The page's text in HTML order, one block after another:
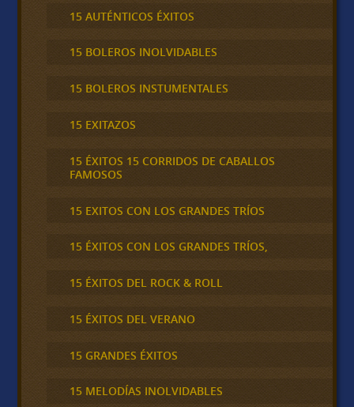
15 AUTÉNTICOS ÉXITOS
15 BOLEROS INOLVIDABLES
15 BOLEROS INSTUMENTALES
15 EXITAZOS
15 ÉXITOS 15 CORRIDOS DE CABALLOS
FAMOSOS
15 EXITOS CON LOS GRANDES TRÍOS
15 ÉXITOS CON LOS GRANDES TRÍOS,
15 ÉXITOS DEL ROCK & ROLL
15 ÉXITOS DEL VERANO
15 GRANDES ÉXITOS
15 MELODÍAS INOLVIDABLES